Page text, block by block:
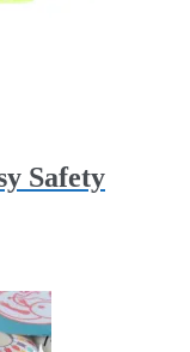
Safety